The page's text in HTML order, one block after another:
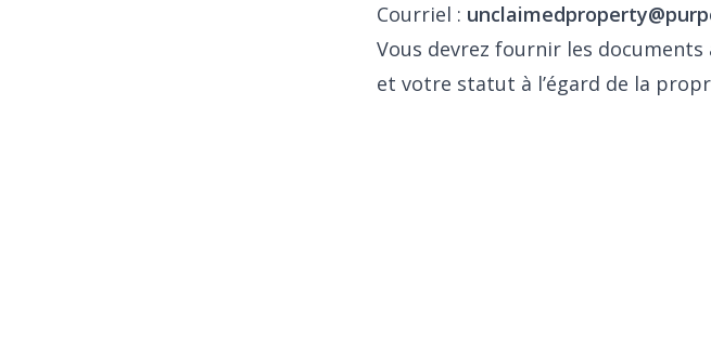
Courriel :
Vous devrez fournir les
et votre statut à l’égard de la